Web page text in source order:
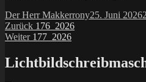
Autor
Der Herr MakkerronyVeröffentlicht
25. Juni 2026
Beitragsnavigation
Zurück Vorheriger
Beitrag:
176_2026
Weiter Nächster
177_2026